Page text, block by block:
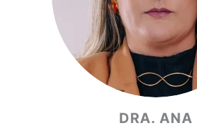
DRA. ANA